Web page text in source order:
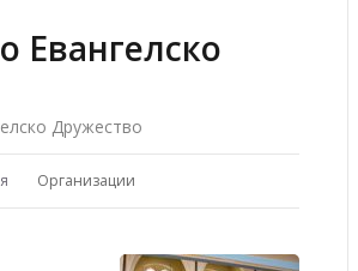
Евангелско
Дружество
Организации